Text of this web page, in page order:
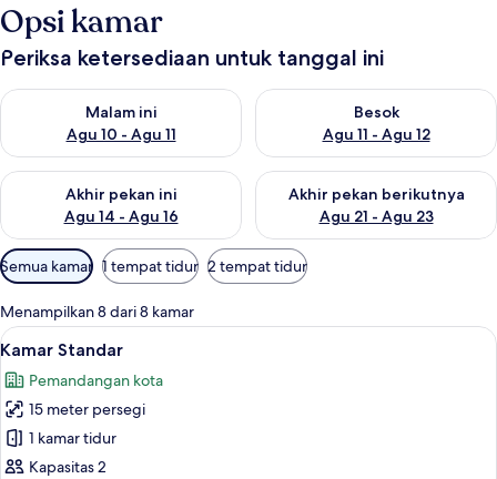
v
e
l
Opsi kamar
Periksa ketersediaan untuk tanggal ini
Malam ini
Agu 10 - Agu 11
Periksa ketersediaan untuk malam ini Agu 10 - Agu 11
Besok
Agu 11 - Agu 12
Periksa ketersediaan untuk
Akhir pekan ini
Agu 14 - Agu 16
Periksa ketersediaan untuk akhir pekan ini Agu 14 - Agu 16
Akhir pekan berikutnya
Agu 21 - Agu 23
Periksa ketersediaan untuk
Filter
tersedia
untuk
kamar
Semua kamar 1 tempat tidur 2 tempat tidur
Menampilkan 8 dari 8 kamar
Lihat
semua
foto
untuk
Kamar
Standar
Kamar Standar | Seprai premium,
2
Kamar Standar
Pemandangan kota
15 meter persegi
1 kamar tidur
Kapasitas 2